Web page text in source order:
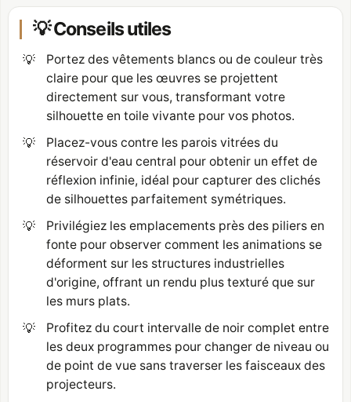
💡 Conseils utiles
💡
Portez des vêtements blancs ou de couleur très
claire pour que les œuvres se projettent
directement sur vous, transformant votre
silhouette en toile vivante pour vos photos.
💡
Placez-vous contre les parois vitrées du
réservoir d'eau central pour obtenir un effet de
réflexion infinie, idéal pour capturer des clichés
de silhouettes parfaitement symétriques.
💡
Privilégiez les emplacements près des piliers en
fonte pour observer comment les animations se
déforment sur les structures industrielles
d'origine, offrant un rendu plus texturé que sur
les murs plats.
💡
Profitez du court intervalle de noir complet entre
les deux programmes pour changer de niveau ou
de point de vue sans traverser les faisceaux des
projecteurs.